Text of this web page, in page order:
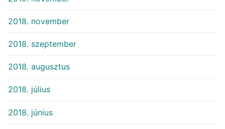
2018. november
2018. szeptember
2018. augusztus
2018. július
2018. június